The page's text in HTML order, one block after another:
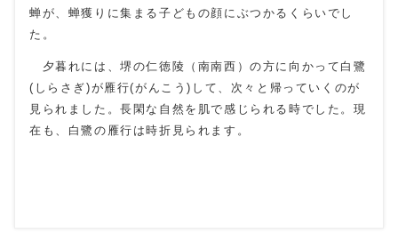
蝉が、蝉獲りに集まる子どもの顔にぶつかるくらいでし
た。
夕暮れには、堺の仁徳陵（南南西）の方に向かって白鷺
(しらさぎ)が雁行(がんこう)して、次々と帰っていくのが
見られました。長閑な自然を肌で感じられる時でした。現
在も、白鷺の雁行は時折見られます。